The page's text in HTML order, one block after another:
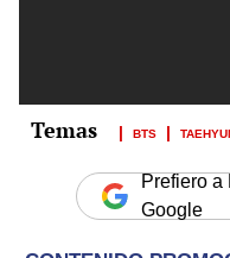
BTS
Prefiero a
Google